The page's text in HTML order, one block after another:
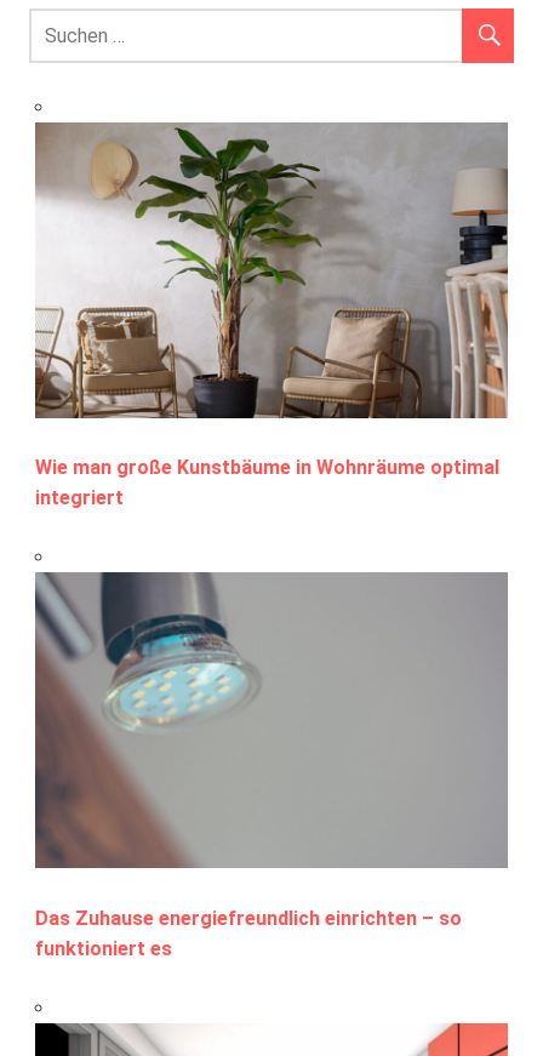
Wie man große Kunstbäume in Wohnräume optimal
integriert
Das Zuhause energiefreundlich einrichten – so
funktioniert es